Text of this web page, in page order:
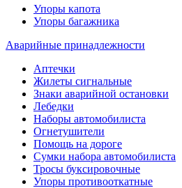
Упоры капота
Упоры багажника
Аварийные принадлежности
Аптечки
Жилеты сигнальные
Знаки аварийной остановки
Лебедки
Наборы автомобилиста
Огнетушители
Помощь на дороге
Сумки набора автомобилиста
Тросы буксировочные
Упоры противооткатные